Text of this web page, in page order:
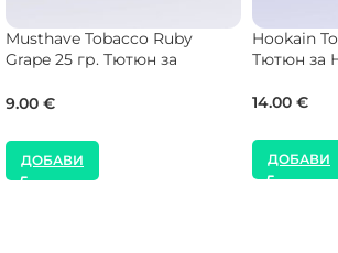
Musthave Tobacco Ruby
Grape 25 гр. Тютюн за
9.00 €
ДОБАВИ
Hookain
Тютюн за
14.00 €
ДОБАВИ